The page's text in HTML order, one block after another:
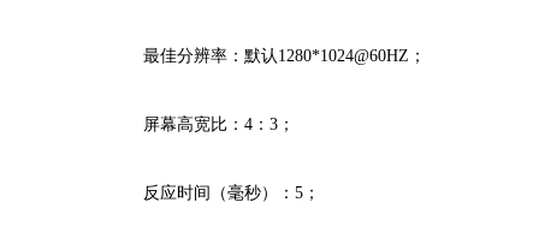
最佳分辨率： 默认 1280*1024@60HZ；
屏幕高宽比： 4 ： 3 ；
反应时间（毫秒）： 5；